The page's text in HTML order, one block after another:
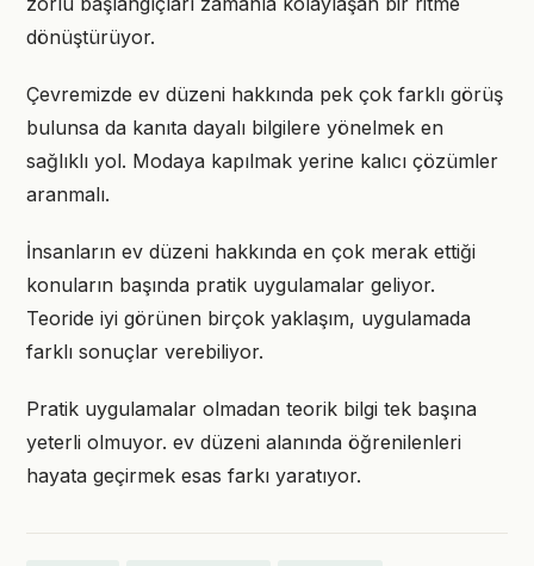
dönüştürüyor.
Çevremizde ev düzeni hakkında pek çok farklı görüş
bulunsa da kanıta dayalı bilgilere yönelmek en
sağlıklı yol. Modaya kapılmak yerine kalıcı çözümler
aranmalı.
İnsanların ev düzeni hakkında en çok merak ettiği
konuların başında pratik uygulamalar geliyor.
Teoride iyi görünen birçok yaklaşım, uygulamada
farklı sonuçlar verebiliyor.
Pratik uygulamalar olmadan teorik bilgi tek başına
yeterli olmuyor. ev düzeni alanında öğrenilenleri
hayata geçirmek esas farkı yaratıyor.